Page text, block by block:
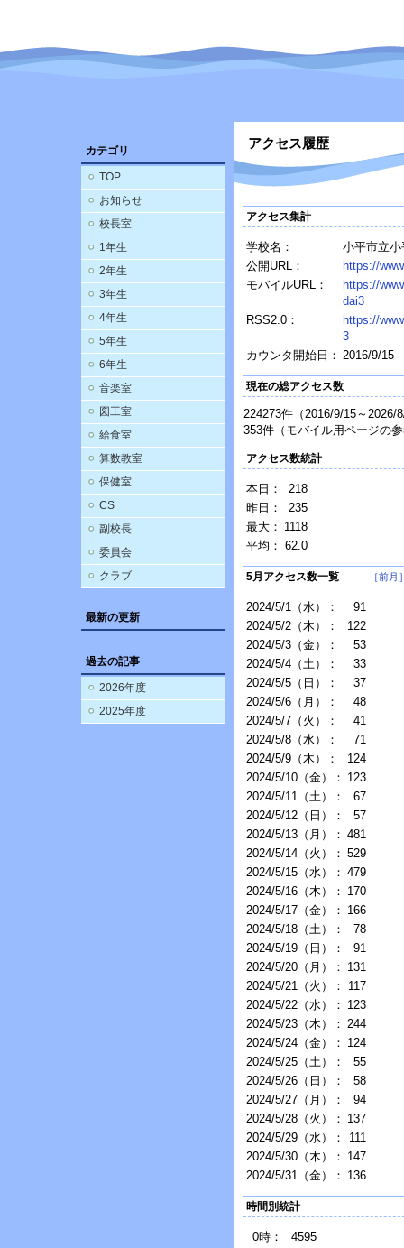
カテゴリ
TOP
お知らせ
校長室
1年生
2年生
3年生
4年生
5年生
6年生
音楽室
図工室
給食室
算数教室
保健室
CS
副校長
委員会
クラブ
最新の更新
過去の記事
2026年度
2025年度
アクセス履歴
アクセス集計
学校名：
小平市立
公開URL：
https://
モバイルURL：
https://
dai3
RSS2.0：
https://
3
カウンタ開始日： 2016/9/15
現在の総アクセス数
224273件（2016/9/15～2026/
353件（モバイル用ページの
アクセス数統計
本日：
218
昨日：
235
最大： 1118
平均： 62.0
5月アクセス数一覧 ［前月
2024/5/1（水）：
91
2024/5/2（木）：
122
2024/5/3（金）：
53
2024/5/4（土）：
33
2024/5/5（日）：
37
2024/5/6（月）：
48
2024/5/7（火）：
41
2024/5/8（水）：
71
2024/5/9（木）：
124
2024/5/10（金）： 123
2024/5/11（土）：
67
2024/5/12（日）：
57
2024/5/13（月）： 481
2024/5/14（火）： 529
2024/5/15（水）： 479
2024/5/16（木）： 170
2024/5/17（金）： 166
2024/5/18（土）：
78
2024/5/19（日）：
91
2024/5/20（月）： 131
2024/5/21（火）：
117
2024/5/22（水）： 123
2024/5/23（木）： 244
2024/5/24（金）： 124
2024/5/25（土）：
55
2024/5/26（日）：
58
2024/5/27（月）：
94
2024/5/28（火）： 137
2024/5/29（水）：
111
2024/5/30（木）： 147
2024/5/31（金）： 136
時間別統計
0時：
4595